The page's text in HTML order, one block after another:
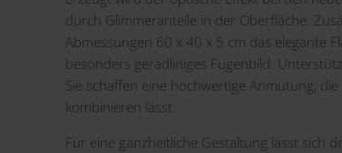
durch Glimmeranteile in der Oberfläche.
Abmessungen 60 x 40 x 5 cm das elegante
besonders geradliniges Fugenbild.
Sie schaffen eine hochwertige Anmutung,
kombinieren lässt.
Für eine ganzheitliche Gestaltung lässt sich